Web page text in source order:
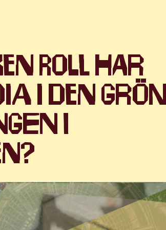
roll har
i den
i